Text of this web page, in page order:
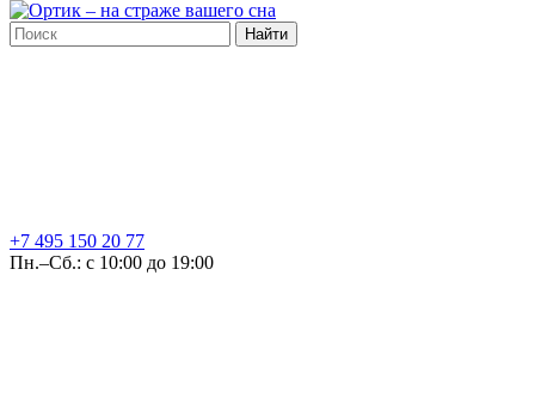
Найти
+7 495 150 20 77
Пн.–Сб.: с 10:00 до 19:00